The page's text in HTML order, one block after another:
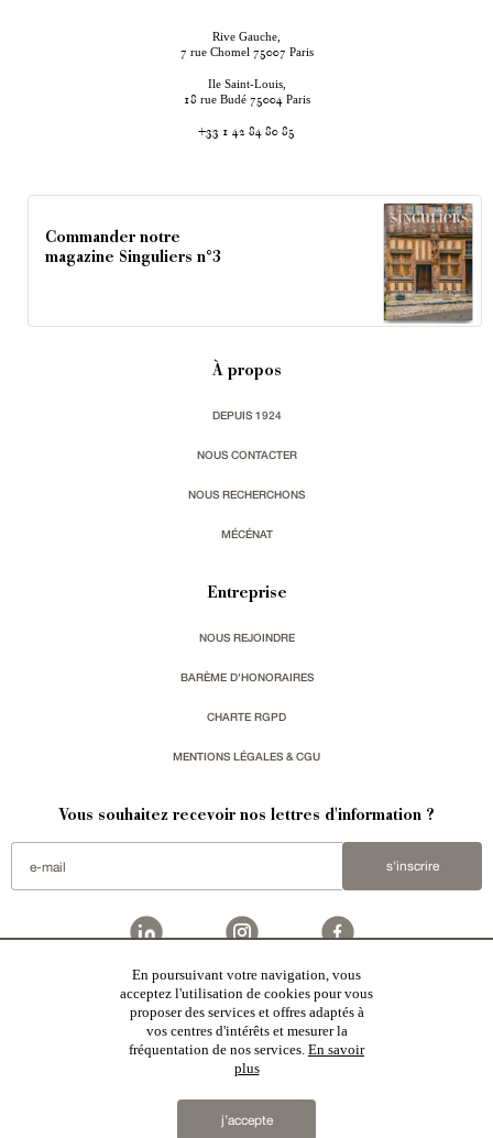
Rive Gauche,
7 rue Chomel 75007 Paris
Ile Saint-Louis,
18 rue Budé 75004 Paris
+33 1 42 84 80 85
Commander notre
magazine Singuliers n°3
À propos
DEPUIS 1924
NOUS CONTACTER
NOUS RECHERCHONS
MÉCÉNAT
Entreprise
NOUS REJOINDRE
BARÈME D'HONORAIRES
CHARTE RGPD
MENTIONS LÉGALES & CGU
Vous souhaitez recevoir nos lettres d'information ?
s'inscrire
Patrice Besse est une agence immobilière basée à Paris, ayant créé un réseau national spécialisé
dans la vente de bâtiments de caractère:
demeures & maisons
appartements,Architecture du 20ème S.,monuments historiques
mas & corps de ferme,maisons de village,chalets
forêts et terres agricoles,biens avec vue sur mer,patrimoine industriel
par chacun de nos responsables régionaux enrichissent régulièrement nos offres.
En poursuivant votre navigation, vous
acceptez l'utilisation de cookies pour vous
proposer des services et offres adaptés à
vos centres d'intérêts et mesurer la
fréquentation de nos services. En savoir
plus
j’accepte